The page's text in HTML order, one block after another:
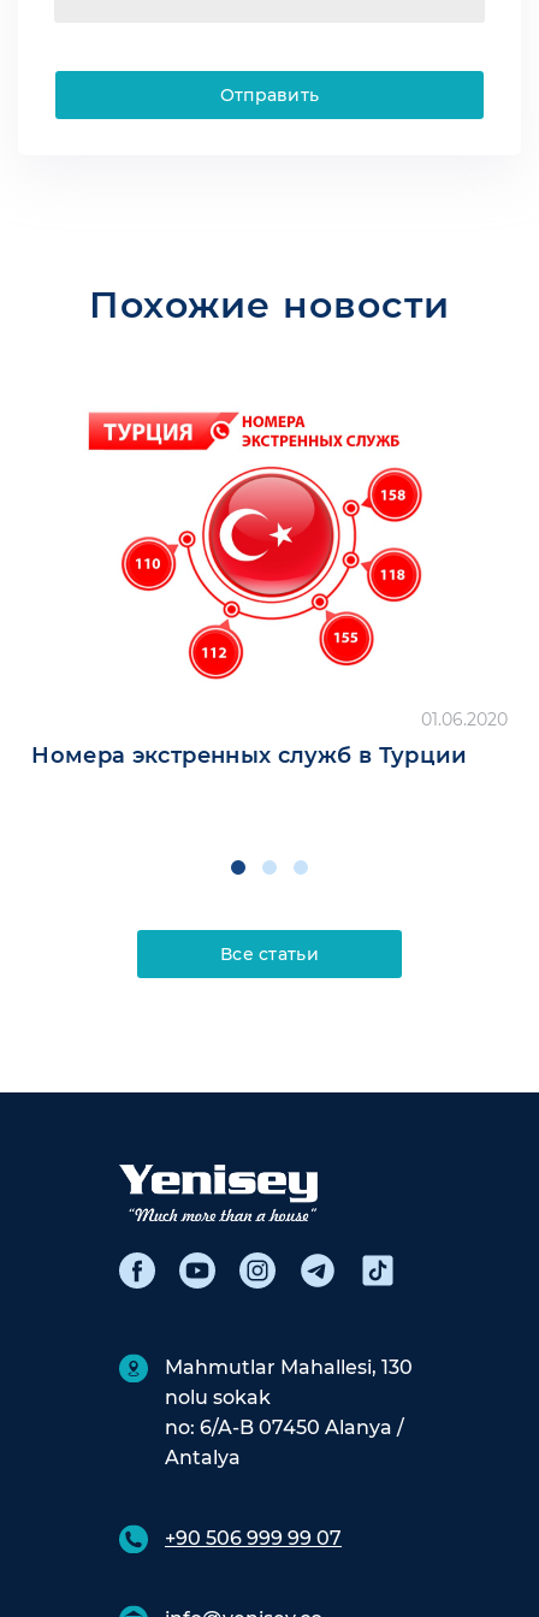
Отправить
Похожие новости
01.06.2020
Номера экстренных служб в Турции
Все статьи
Mahmutlar Mahallesi, 130
nolu sokak
no: 6/A-B 07450 Alanya /
Antalya
+90 506 999 99 07